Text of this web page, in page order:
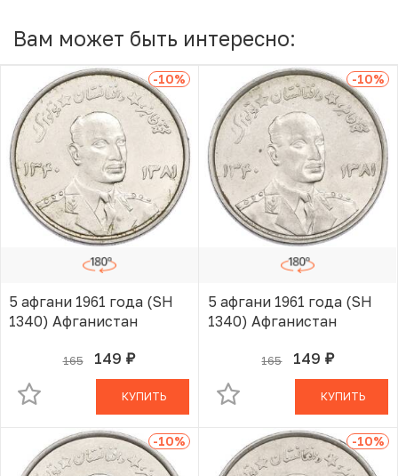
Вам может быть интересно:
-10%
5 афгани 1961 года (SH
1340) Афганистан
165 149 руб.
В КОРЗИНЕ
КУПИТЬ
-10%
5 афгани 1961 года (SH
1340) Афганистан
165 149 руб.
В КОРЗИНЕ
КУПИТЬ
-10% -10%